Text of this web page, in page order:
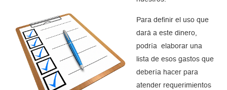
Para definir el uso que
dará a este dinero,
podría elaborar una
lista de esos gastos que
debería hacer para
atender requerimientos